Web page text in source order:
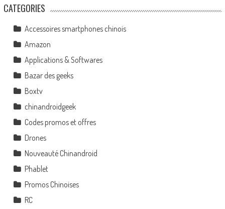
CATEGORIES
Accessoires smartphones chinois
Amazon
Applications & Softwares
Bazar des geeks
Boxtv
chinandroidgeek
Codes promos et offres
Drones
Nouveauté Chinandroid
Phablet
Promos Chinoises
RC